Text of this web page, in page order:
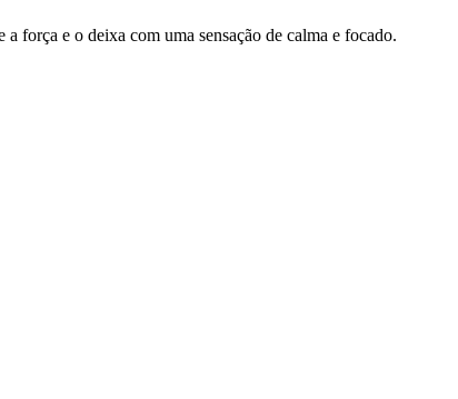
força e o deixa com uma sensação de calma e focado.